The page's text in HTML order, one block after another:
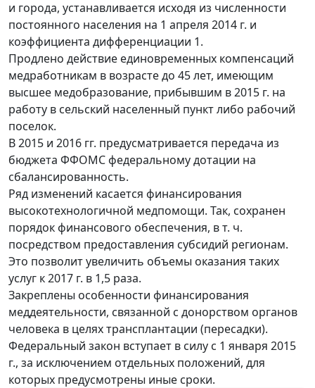
и города, устанавливается исходя из численности
постоянного населения на 1 апреля 2014 г. и
коэффициента дифференциации 1.
Продлено действие единовременных компенсаций
медработникам в возрасте до 45 лет, имеющим
высшее медобразование, прибывшим в 2015 г. на
работу в сельский населенный пункт либо рабочий
поселок.
В 2015 и 2016 гг. предусматривается передача из
бюджета ФФОМС федеральному дотации на
сбалансированность.
Ряд изменений касается финансирования
высокотехнологичной медпомощи. Так, сохранен
порядок финансового обеспечения, в т. ч.
посредством предоставления субсидий регионам.
Это позволит увеличить объемы оказания таких
услуг к 2017 г. в 1,5 раза.
Закреплены особенности финансирования
меддеятельности, связанной с донорством органов
человека в целях трансплантации (пересадки).
Федеральный закон вступает в силу с 1 января 2015
г., за исключением отдельных положений, для
которых предусмотрены иные сроки.